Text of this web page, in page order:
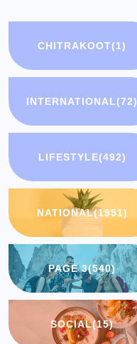
CHITRAKOOT(1)
INTERNATIONAL(72)
LIFESTYLE(492)
NATIONAL(1951)
PAGE 3(540)
SOCIAL(15)